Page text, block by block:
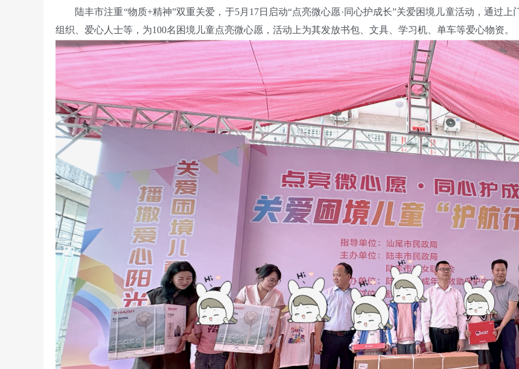
陆丰市注重“物质+精神”双重关爱，于5月17日启动“点亮微心愿·同心护成长”关爱困境儿童活动，通过上
组织、爱心人士等，为100名困境儿童点亮微心愿，活动上为其发放书包、文具、学习机、单车等爱心物资。